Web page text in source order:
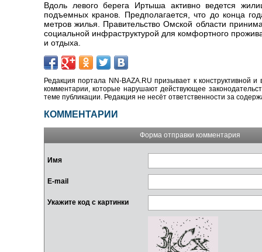
Вдоль левого берега Иртыша активно ведется
подъемных кранов. Предполагается, что до конца
метров жилья. Правительство Омской области
социальной инфраструктурой для комфортного
и отдыха.
Редакция портала NN-BAZA.RU призывает к конструктивной
комментарии, которые нарушают действующее
теме публикации. Редакция не несёт ответственности за
КОММЕНТАРИИ
Форма отправки комментария
Имя
E-mail
Укажите код с картинки